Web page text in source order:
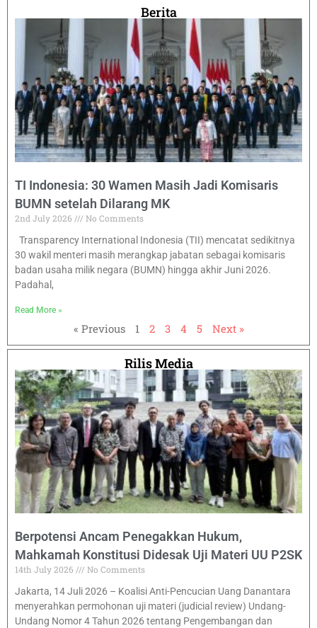
Berita
TI Indonesia: 30 Wamen Masih Jadi Komisaris
BUMN setelah Dilarang MK
2nd July 2026
No Comments
Transparency International Indonesia (TII) mencatat sedikitnya
30 wakil menteri masih merangkap jabatan sebagai komisaris
badan usaha milik negara (BUMN) hingga akhir Juni 2026.
Padahal,
Read More »
« Previous 1 2 3 4 5 Next »
Rilis Media
Berpotensi Ancam Penegakkan Hukum,
Mahkamah Konstitusi Didesak Uji Materi UU P2SK
14th July 2026
No Comments
Jakarta, 14 Juli 2026 – Koalisi Anti-Pencucian Uang Danantara
menyerahkan permohonan uji materi (judicial review) Undang-
Undang Nomor 4 Tahun 2026 tentang Pengembangan dan